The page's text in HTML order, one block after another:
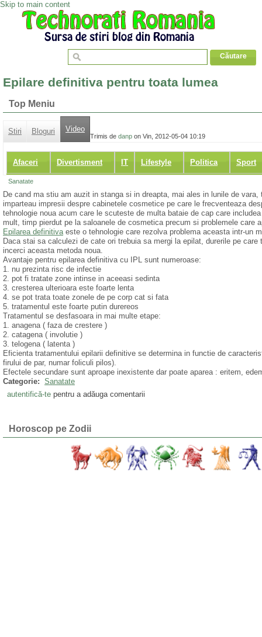
Skip to main content
Epilare definitiva pentru toata lumea
Top Meniu
Stiri Bloguri Video
Afaceri Divertisment IT Lifestyle Politica Sport
Trimis de danp on Vin, 2012-05-04 10:19
Sanatate
De cand ma stiu am auzit in stanga si in dreapta, mai ales in lunile de
imparteau impresii despre cabinetele cosmetice pe care le frecventeaza
tehnologie noua acum care le scuteste de multa bataie de cap care
mult, timp pierdut pe la saloanele de cosmetica precum si problemele care
Epilarea definitiva este o tehnologie care rezolva problema aceasta intr-un
Daca stai sa calculezi de cate ori trebuia sa mergi la epilat, durerile pe
incerci aceasta metoda noua.
Avantaje pentru epilarea definitiva cu IPL sunt numeroase:
1. nu prezinta risc de infectie
2. pot fi tratate zone intinse in aceeasi sedinta
3. cresterea ulterioara este foarte lenta
4. se pot trata toate zonele de pe corp cat si fata
5. tratamentul este foarte putin durereos
Tratamentul se desfasoara in mai multe etape:
1. anagena ( faza de crestere )
2. catagena ( involutie )
3. telogena ( latenta )
Eficienta tratamentului epilarii definitive se determina in functie de
firului de par, numar foliculi pilos).
Efectele secundare sunt aproape inexistente dar poate aparea : eritem,
Categorie: Sanatate
autentifică-tepentru a adăuga comentarii
Horoscop pe Zodii